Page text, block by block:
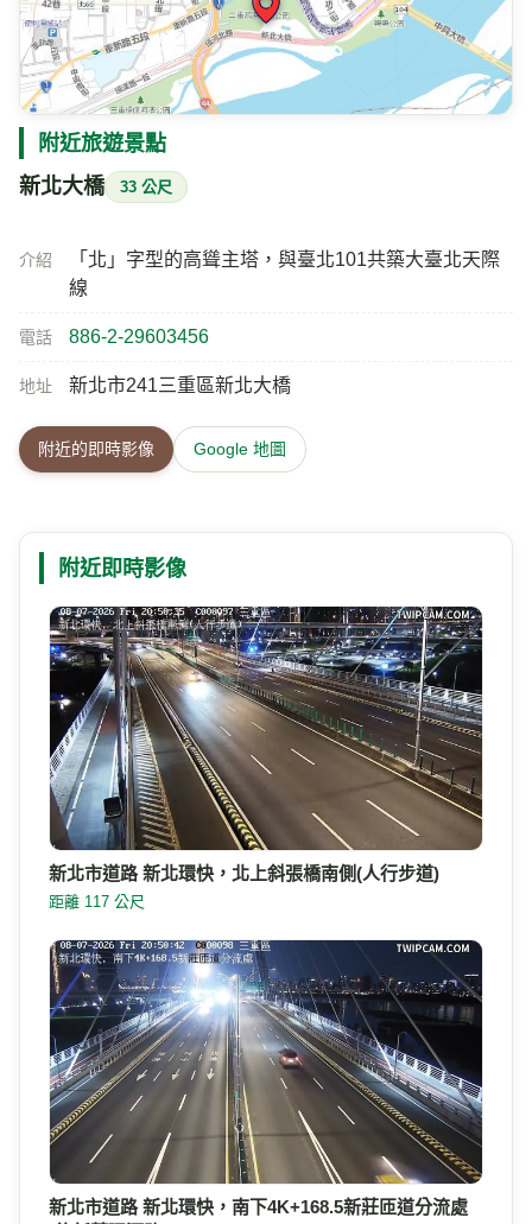
附近旅遊景點
新北大橋 33 公尺
介紹
「北」字型的高聳主塔，與臺北101共築大臺北天際
線
電話 886-2-29603456
地址 新北市241三重區新北大橋
附近的即時影像 Google 地圖
附近即時影像
新北市道路 新北環快，北上斜張橋南側(人行步道)
距離 117 公尺
新北市道路 新北環快，南下4K+168.5新莊匝道分流處